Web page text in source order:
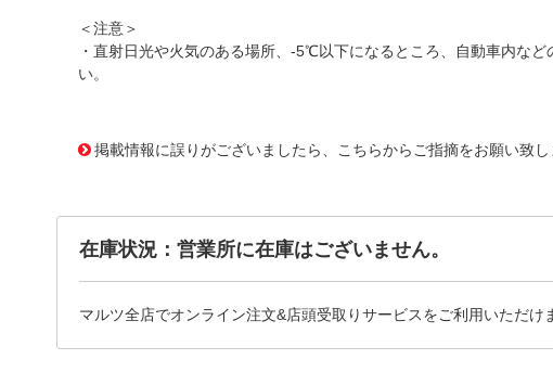
＜注意＞
・直射日光や火気のある場所、-5℃以下になるところ、自動車内な
い。
掲載情報に誤りがございましたら、こちらからご指摘をお願い致し
在庫状況：営業所に在庫はございません。
マルツ全店でオンライン注文&店頭受取りサービスをご利用いただけ